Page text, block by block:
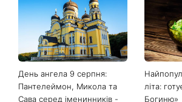
Останні новини